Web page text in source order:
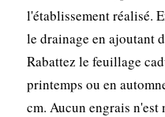
l'établissement réalisé.
le drainage en ajoutant
Rabattez le feuillage
printemps ou en
cm. Aucun engrais n'est